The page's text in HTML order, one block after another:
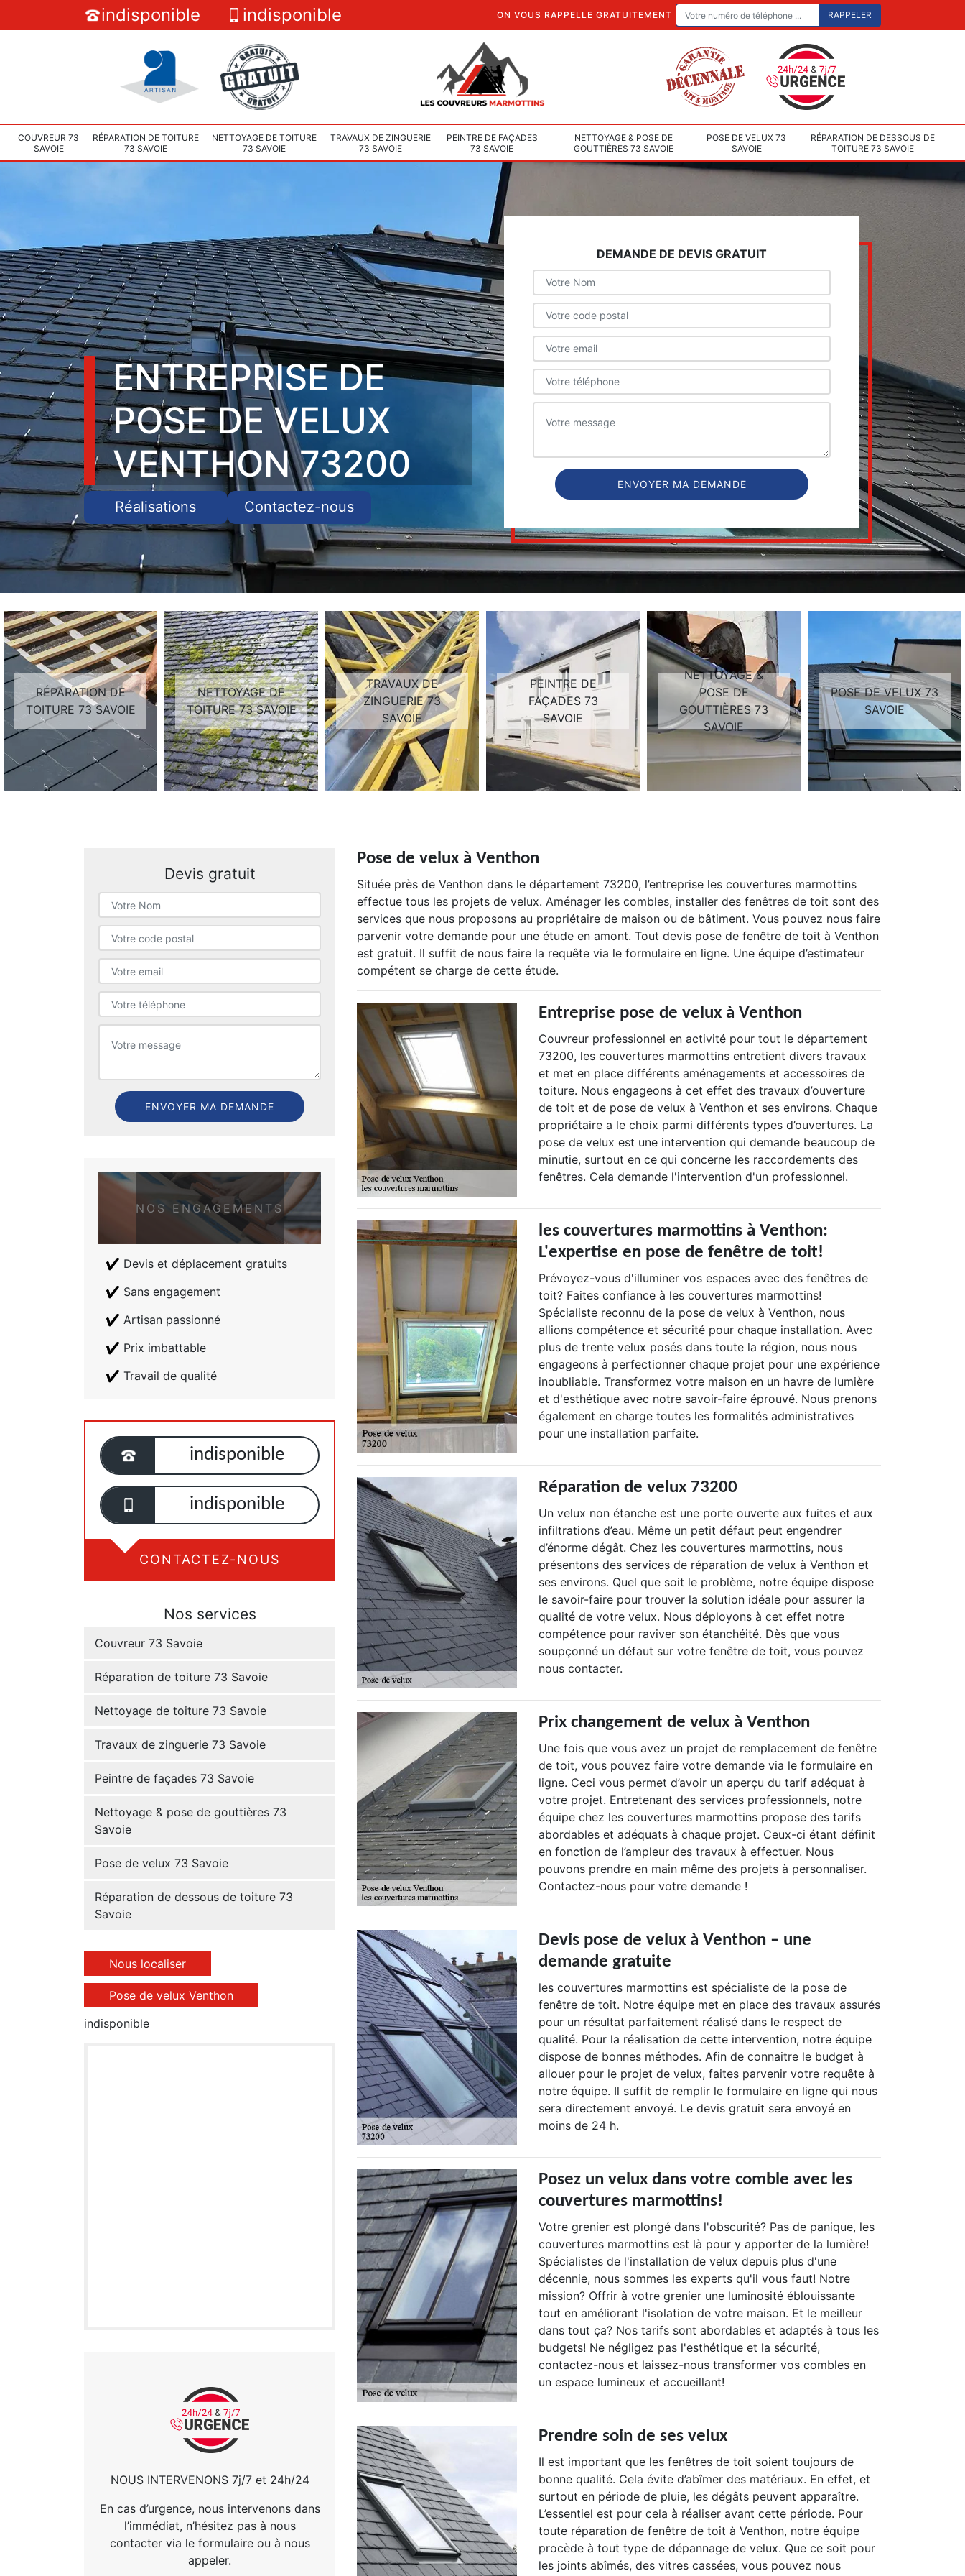
indisponible indisponible ON VOUS RAPPELLE GRATUITEMENT
COUVREUR 73
SAVOIE
RÉPARATION DE TOITURE
73 SAVOIE
NETTOYAGE DE TOITURE
73 SAVOIE
TRAVAUX DE ZINGUERIE
73 SAVOIE
PEINTRE DE FAÇADES
73 SAVOIE
NETTOYAGE & POSE DE
GOUTTIÈRES 73 SAVOIE
POSE DE VELUX 73
SAVOIE
RÉPARATION DE DESSOUS DE
TOITURE 73 SAVOIE
ENTREPRISE DE
POSE DE VELUX
VENTHON 73200
Réalisations Contactez-nous
DEMANDE DE DEVIS GRATUIT
RÉPARATION DE
TOITURE 73 SAVOIE
NETTOYAGE DE
TOITURE 73 SAVOIE
TRAVAUX DE
ZINGUERIE 73
SAVOIE
PEINTRE DE
FAÇADES 73
SAVOIE
NETTOYAGE &
POSE DE
GOUTTIÈRES 73
SAVOIE
POSE DE VELUX 73
SAVOIE
Devis gratuit
NOS ENGAGEMENTS
Devis et déplacement gratuits
Sans engagement
Artisan passionné
Prix imbattable
Travail de qualité
indisponible
indisponible
CONTACTEZ-NOUS
Nos services
Couvreur 73 Savoie
Réparation de toiture 73 Savoie
Nettoyage de toiture 73 Savoie
Travaux de zinguerie 73 Savoie
Peintre de façades 73 Savoie
Nettoyage & pose de gouttières 73
Savoie
Pose de velux 73 Savoie
Réparation de dessous de toiture 73
Savoie
Nous localiser
Pose de velux Venthon
indisponible
NOUS INTERVENONS 7j/7 et 24h/24
En cas d’urgence, nous intervenons dans
l’immédiat, n’hésitez pas à nous
contacter via le formulaire ou à nous
appeler.
Pose de velux à Venthon
Située près de Venthon dans le département 73200, l’entreprise les couvertures marmottins
effectue tous les projets de velux. Aménager les combles, installer des fenêtres de toit sont des
services que nous proposons au propriétaire de maison ou de bâtiment. Vous pouvez nous faire
parvenir votre demande pour une étude en amont. Tout devis pose de fenêtre de toit à Venthon
est gratuit. Il suffit de nous faire la requête via le formulaire en ligne. Une équipe d’estimateur
compétent se charge de cette étude.
Entreprise pose de velux à Venthon
Couvreur professionnel en activité pour tout le département
73200, les couvertures marmottins entretient divers travaux
et met en place différents aménagements et accessoires de
toiture. Nous engageons à cet effet des travaux d’ouverture
de toit et de pose de velux à Venthon et ses environs. Chaque
propriétaire a le choix parmi différents types d’ouvertures. La
pose de velux est une intervention qui demande beaucoup de
minutie, surtout en ce qui concerne les raccordements des
fenêtres. Cela demande l'intervention d'un professionnel.
les couvertures marmottins à Venthon:
L'expertise en pose de fenêtre de toit!
Prévoyez-vous d'illuminer vos espaces avec des fenêtres de
toit? Faites confiance à les couvertures marmottins!
Spécialiste reconnu de la pose de velux à Venthon, nous
allions compétence et sécurité pour chaque installation. Avec
plus de trente velux posés dans toute la région, nous nous
engageons à perfectionner chaque projet pour une expérience
inoubliable. Transformez votre maison en un havre de lumière
et d'esthétique avec notre savoir-faire éprouvé. Nous prenons
également en charge toutes les formalités administratives
pour une installation parfaite.
Réparation de velux 73200
Un velux non étanche est une porte ouverte aux fuites et aux
infiltrations d’eau. Même un petit défaut peut engendrer
d’énorme dégât. Chez les couvertures marmottins, nous
présentons des services de réparation de velux à Venthon et
ses environs. Quel que soit le problème, notre équipe dispose
le savoir-faire pour trouver la solution idéale pour assurer la
qualité de votre velux. Nous déployons à cet effet notre
compétence pour raviver son étanchéité. Dès que vous
soupçonné un défaut sur votre fenêtre de toit, vous pouvez
nous contacter.
Prix changement de velux à Venthon
Une fois que vous avez un projet de remplacement de fenêtre
de toit, vous pouvez faire votre demande via le formulaire en
ligne. Ceci vous permet d’avoir un aperçu du tarif adéquat à
votre projet. Entretenant des services professionnels, notre
équipe chez les couvertures marmottins propose des tarifs
abordables et adéquats à chaque projet. Ceux-ci étant définit
en fonction de l’ampleur des travaux à effectuer. Nous
pouvons prendre en main même des projets à personnaliser.
Contactez-nous pour votre demande !
Devis pose de velux à Venthon – une
demande gratuite
les couvertures marmottins est spécialiste de la pose de
fenêtre de toit. Notre équipe met en place des travaux assurés
pour un résultat parfaitement réalisé dans le respect de
qualité. Pour la réalisation de cette intervention, notre équipe
dispose de bonnes méthodes. Afin de connaitre le budget à
allouer pour le projet de velux, faites parvenir votre requête à
notre équipe. Il suffit de remplir le formulaire en ligne qui nous
sera directement envoyé. Le devis gratuit sera envoyé en
moins de 24 h.
Posez un velux dans votre comble avec les
couvertures marmottins!
Votre grenier est plongé dans l'obscurité? Pas de panique, les
couvertures marmottins est là pour y apporter de la lumière!
Spécialistes de l'installation de velux depuis plus d'une
décennie, nous sommes les experts qu'il vous faut! Notre
mission? Offrir à votre grenier une luminosité éblouissante
tout en améliorant l'isolation de votre maison. Et le meilleur
dans tout ça? Nos tarifs sont abordables et adaptés à tous les
budgets! Ne négligez pas l'esthétique et la sécurité,
contactez-nous et laissez-nous transformer vos combles en
un espace lumineux et accueillant!
Prendre soin de ses velux
Il est important que les fenêtres de toit soient toujours de
bonne qualité. Cela évite d’abîmer des matériaux. En effet, et
surtout en période de pluie, les dégâts peuvent apparaître.
L’essentiel est pour cela à réaliser avant cette période. Pour
toute réparation de fenêtre de toit à Venthon, notre équipe
procède à tout type de dépannage de velux. Que ce soit pour
les joints abîmés, des vitres cassées, vous pouvez nous